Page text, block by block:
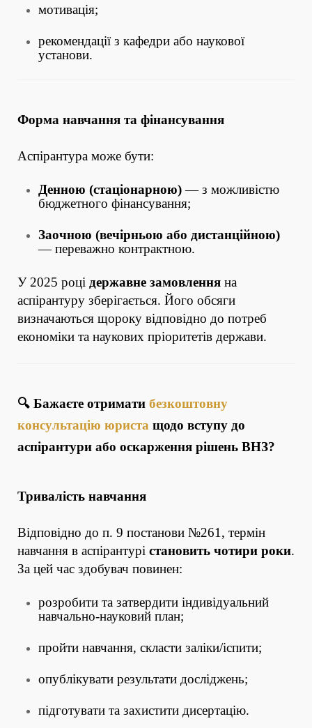
мотивація;
рекомендації з кафедри або наукової
установи.
Форма навчання та фінансування
Аспірантура може бути:
Денною (стаціонарною)— з можливістю
бюджетного фінансування;
Заочною (вечірньою або дистанційною)
— переважно контрактною.
У 2025 році державне замовлення на
аспірантуру зберігається. Його обсяги
визначаються щороку відповідно до потреб
економіки та наукових пріоритетів держави.
🔍 Бажаєте отримати безкоштовну
консультацію юриста щодо вступу до
аспірантури або оскарження рішень ВНЗ?
Тривалість навчання
Відповідно до п. 9 постанови №261, термін
навчання в аспірантурі становить чотири роки.
За цей час здобувач повинен:
розробити та затвердити індивідуальний
навчально-науковий план;
пройти навчання, скласти заліки/іспити;
опублікувати результати досліджень;
підготувати та захистити дисертацію.